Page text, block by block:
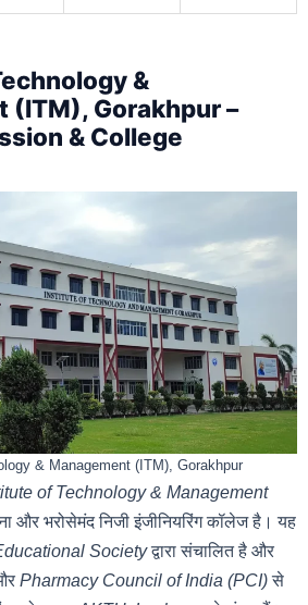
&
(ITM), Gorakhpur –
& College
& Management (ITM), Gorakhpur
of Technology & Management
और भरोसेमंद निजी इंजीनियरिंग कॉलेज है। यह
Societyद्वारा संचालित है और
Pharmacy Council of India (PCI)से